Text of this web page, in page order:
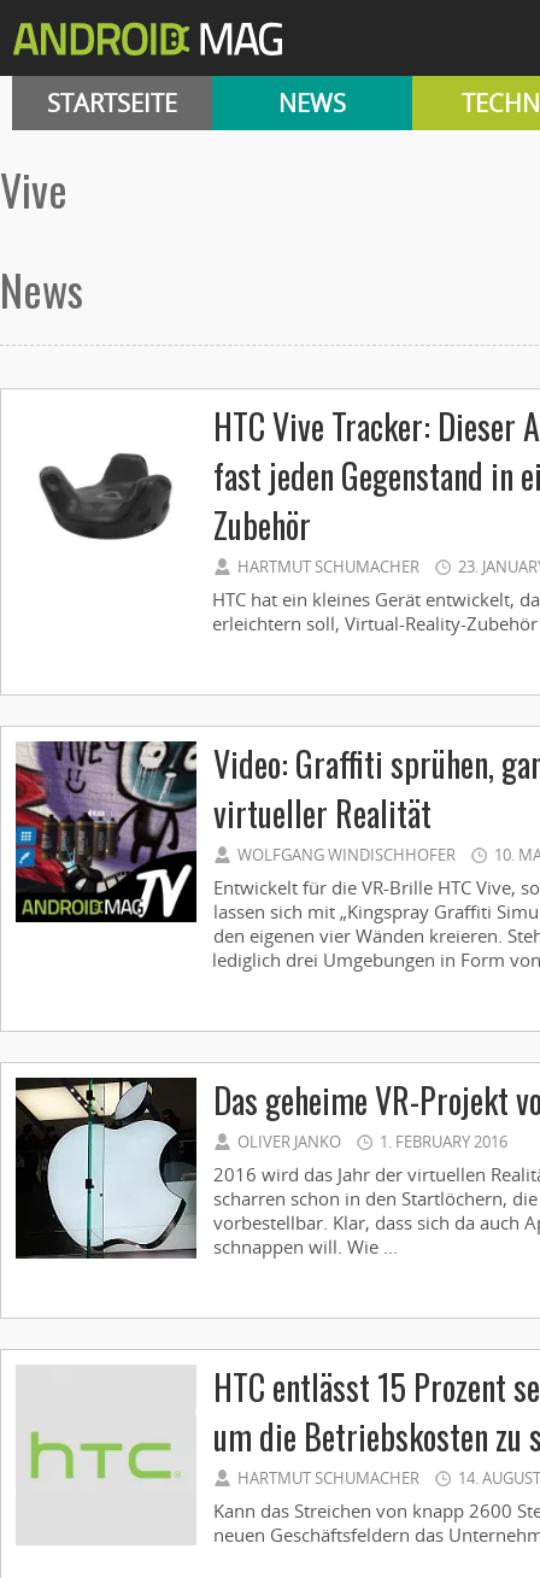
STARTSEITE NEWS
Vive
News
HTC Vive Tracker: Dieser
fast jeden Gegenstand in
Zubehör
HARTMUT SCHUMACHER 23.
HTC hat ein kleines Gerät entwickelt,
erleichtern soll, Virtual-Reality-
Video: Graffiti sprühen,
virtueller Realität
WOLFGANG WINDISCHHOFER 10.
Entwickelt für die VR-Brille HTC Vive,
lassen sich mit „Kingspray Graffiti
den eigenen vier Wänden kreieren.
lediglich drei Umgebungen in Form
Das geheime VR-Projekt
OLIVER JANKO 1. FEBRUARY 2016
2016 wird das Jahr der virtuellen
scharren schon in den Startlöchern,
vorbestellbar. Klar, dass sich da auch
schnappen will. Wie ...
HTC entlässt 15 Prozent
um die Betriebskosten zu
HARTMUT SCHUMACHER 14.
Kann das Streichen von knapp 2600
neuen Geschäftsfeldern das